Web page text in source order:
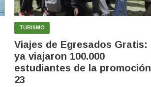
TURISMO
Viajes de Egresados Gratis:
ya viajaron 100.000
estudiantes de la promoción
23